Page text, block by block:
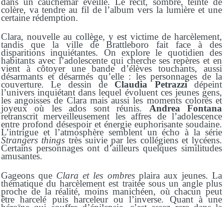
colère, va tendre au fil de l’album vers la lumière et une
certaine rédemption.
Clara, nouvelle au collège, y est victime de harcèlement,
tandis que la ville de Brattleboro fait face à des
disparitions inquiétantes. On explore le quotidien des
habitants avec l’adolescente qui cherche ses repères et en
vient à côtoyer une bande d’élèves touchants, aussi
désarmants et désarmés qu’elle : les personnages de la
couverture. Le dessin de Claudia Petrazzidépeint
l’univers inquiétant dans lequel évoluent ces jeunes gens,
les angoisses de Clara mais aussi les moments colorés et
joyeux où les ados sont réunis. Andrea Fontana
retranscrit merveilleusement les affres de l’adolescence
entre profond désespoir et énergie euphorisante soudaine.
L’intrigue et l’atmosphère semblent un écho à la série
Strangers things très suivie par les collégiens et lycéens.
Certains personnages ont d’ailleurs quelques similitudes
amusantes.
Gageons que Clara et les ombresplaira aux jeunes. La
thématique du harcèlement est traitée sous un angle plus
proche de la réalité, moins manichéen, où chacun peut
être harcelé puis harceleur ou l’inverse. Quant à une